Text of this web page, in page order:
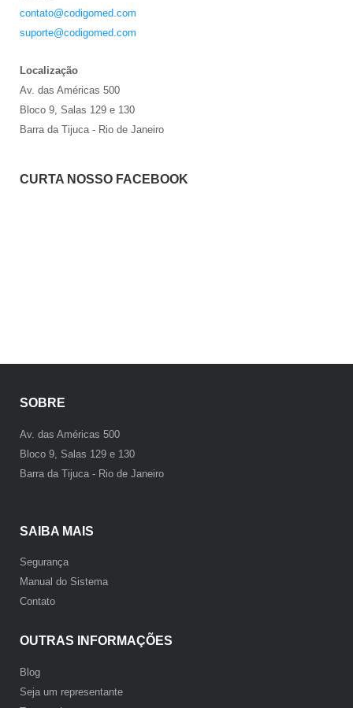
contato@codigomed.com
suporte@codigomed.com
Localização
Av. das Américas 500
Bloco 9, Salas 129 e 130
Barra da Tijuca - Rio de Janeiro
CURTA NOSSO FACEBOOK
SOBRE
Av. das Américas 500
Bloco 9, Salas 129 e 130
Barra da Tijuca - Rio de Janeiro
SAIBA MAIS
Segurança
Manual do Sistema
Contato
OUTRAS INFORMAÇÕES
Blog
Seja um representante